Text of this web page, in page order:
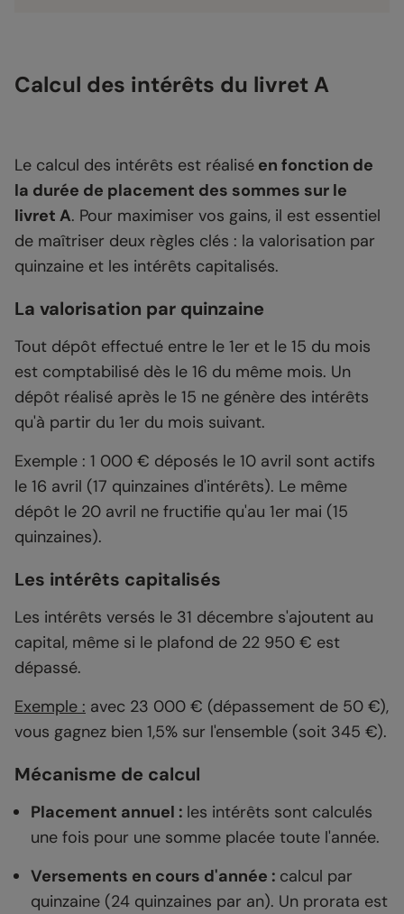
Calcul des intérêts du livret A
Le calcul des intérêts est réalisé en fonction de
la durée de placement des sommes sur le
livret A. Pour maximiser vos gains, il est essentiel
de maîtriser deux règles clés : la valorisation par
quinzaine et les intérêts capitalisés.
La valorisation par quinzaine
Tout dépôt effectué entre le 1er et le 15 du mois
est comptabilisé dès le 16 du même mois. Un
dépôt réalisé après le 15 ne génère des intérêts
qu'à partir du 1er du mois suivant.
Exemple : 1 000 € déposés le 10 avril sont actifs
le 16 avril (17 quinzaines d'intérêts). Le même
dépôt le 20 avril ne fructifie qu'au 1er mai (15
quinzaines).
Les intérêts capitalisés
Les intérêts versés le 31 décembre s'ajoutent au
capital, même si le plafond de 22 950 € est
dépassé.
Exemple : avec 23 000 € (dépassement de 50 €),
vous gagnez bien 1,5% sur l'ensemble (soit 345 €).
Mécanisme de calcul
Placement annuel : les intérêts sont calculés
une fois pour une somme placée toute l'année.
Versements en cours d'année : calcul par
quinzaine (24 quinzaines par an). Un prorata est